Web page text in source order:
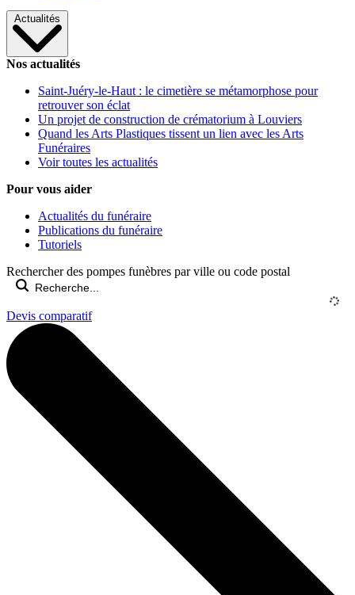
Actualités
Nos actualités
Saint-Juéry-le-Haut : le cimetière se métamorphose pour
retrouver son éclat
Un projet de construction de crématorium à Louviers
Quand les Arts Plastiques tissent un lien avec les Arts
Funéraires
Voir toutes les actualités
Pour vous aider
Actualités du funéraire
Publications du funéraire
Tutoriels
Rechercher des pompes funèbres par ville ou code postal
Devis comparatif